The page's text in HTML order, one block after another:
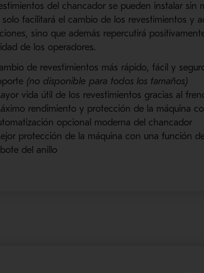
del chancador se pueden instalar sin
solo facilitará el cambio de los revestimientos y
sino que además repercutirá
de los operadores.
de revestimientos más rápido, fácil y
(no disponible para todos los tamaños)
vida útil de los revestimientos gracias al
rendimiento y protección de la máquina
opcional moderna del chancador
protección de la máquina con una función
del anillo